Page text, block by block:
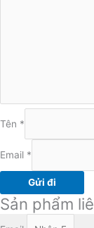
Tên *
Email *
Sản phẩm